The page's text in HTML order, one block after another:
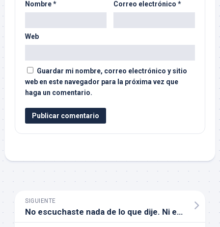
Nombre* Correo electrónico *
Web
Guardar mi nombre, correo electrónico y sitio
web en este navegador para la próxima vez que
haga un comentario.
SIGUIENTE
No escuchaste nada de lo que dije. Ni entendiste nada de lo que escribí.